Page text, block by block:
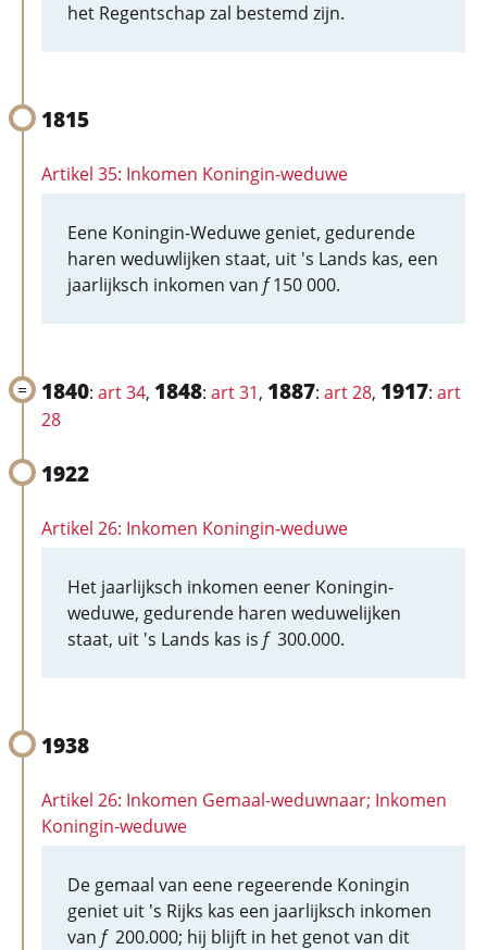
het Regentschap zal bestemd zijn.
1815
Artikel 35: Inkomen Koningin-weduwe
Eene Koningin-Weduwe geniet, gedurende
haren weduwlijken staat, uit 's Lands kas, een
jaarlijksch inkomen van f150 000.
1840: art 34, 1848: art 31, 1887: art 28, 1917: art
28
1922
Artikel 26: Inkomen Koningin-weduwe
Het jaarlijksch inkomen eener Koningin-
weduwe, gedurende haren weduwelijken
staat, uit 's Lands kas is f300.000.
1938
Artikel 26: Inkomen Gemaal-weduwnaar; Inkomen
Koningin-weduwe
De gemaal van eene regeerende Koningin
geniet uit 's Rijks kas een jaarlijksch inkomen
van f200.000; hij blijft in het genot van dit